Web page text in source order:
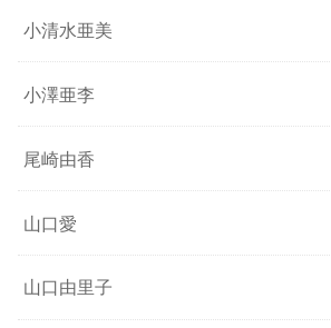
小清水亜美
小澤亜李
尾崎由香
山口愛
山口由里子